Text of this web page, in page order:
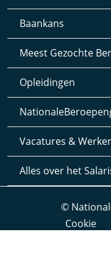
Baankans
Meest Gezochte
Opleidingen
Vacatures &
Alles over het
©
Cookie
Webdesign